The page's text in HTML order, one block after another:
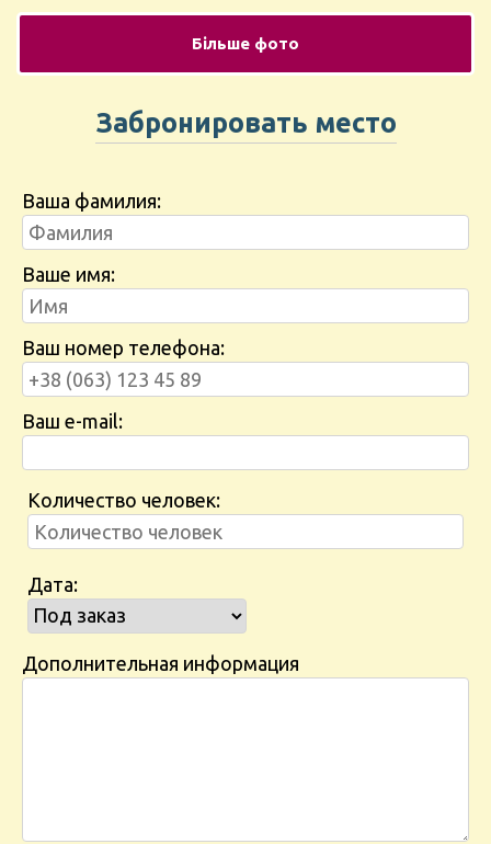
Більше фото
Забронировать место
Ваша фамилия:
Ваше имя:
Ваш номер телефона:
Ваш e-mail:
Количество человек:
Дата:
Дополнительная информация